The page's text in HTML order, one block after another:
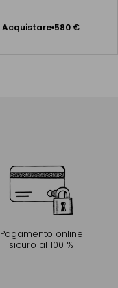
Acquistare 580 €
Aggiungere
Pagamento online
sicuro al 100 %